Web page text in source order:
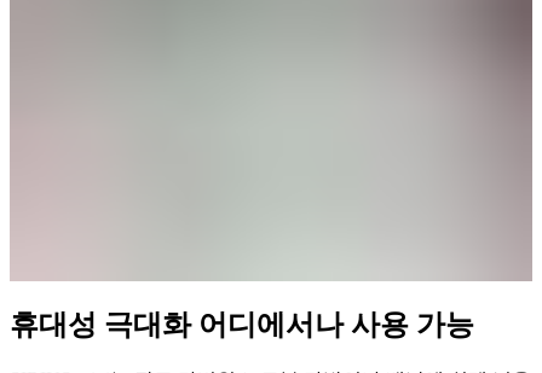
휴대성 극대화 어디에서나 사용 가능